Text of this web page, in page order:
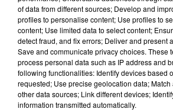
�x� Search CMN4763 to shop �x�
always forgets their mask �x�&�x!
Une publication partagée parFASHION •
Musique
of data from different sources; Develop and
profiles to personalise content; Use profiles to
content; Use limited data to select content;
detect fraud, and fix errors; Deliver and present
Save and communicate privacy choices. These
process personal data such as IP address and
following functionalities: Identify devices based
requested; Use precise geolocation data;
other data sources; Link different devices;
information transmitted automatically.